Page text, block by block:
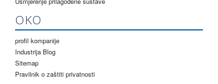
OKO
profil kompanije
Industrija Blog
Sitemap
Pravilnik o zaštiti privatnosti